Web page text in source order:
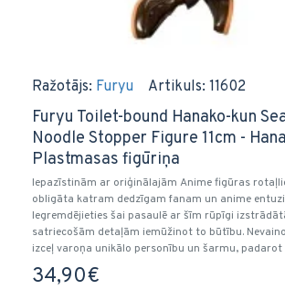
Ražotājs: Furyu Artikuls: 11602
Furyu Toilet-bound Hanako-kun
Noodle Stopper Figure 11cm -
Plastmasas figūriņa
Iepazīstinām ar oriģinālajām Anime figūras
obligāta katram dedzīgam fanam un anime
Iegremdējieties šai pasaulē ar šīm rūpīgi
satriecošām detaļām iemūžinot to būtību.
izceļ varoņa unikālo personību un šarmu, padarot
34,90€